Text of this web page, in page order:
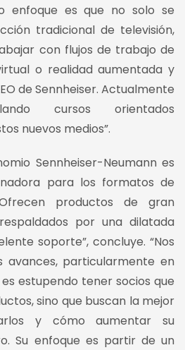
enfoque es que no solo se
tradicional de televisión,
con flujos de trabajo de
o realidad aumentada y
de Sennheiser. Actualmente
cursos orientados
nuevos medios”.
Sennheiser-Neumann es
para los formatos de
productos de gran
por una dilatada
soporte”, concluye. “Nos
avances, particularmente en
estupendo tener socios que
sino que buscan la mejor
y cómo aumentar su
Su enfoque es partir de un